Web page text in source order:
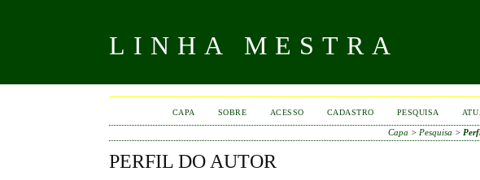
LINHA MESTRA
CAPA SOBRE ACESSO CADASTRO PESQUISA
Capa > Pesquisa >
PERFIL DO AUTOR